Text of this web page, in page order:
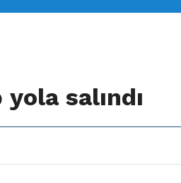
salındı